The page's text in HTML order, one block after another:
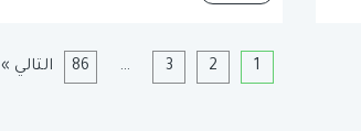
1
2
3
…
86 التالي »